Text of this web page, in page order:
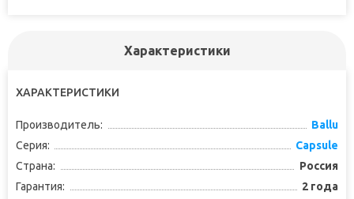
Характеристики
ХАРАКТЕРИСТИКИ
Производитель:
Ballu
Серия:
Capsule
Страна:
Россия
Гарантия:
2 года